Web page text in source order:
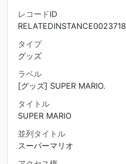
レコードID
RELATEDINSTANCE0023718
タイプ
グッズ
ラベル
[グッズ] SUPER MARIO.
タイトル
SUPER MARIO
並列タイトル
スーパーマリオ